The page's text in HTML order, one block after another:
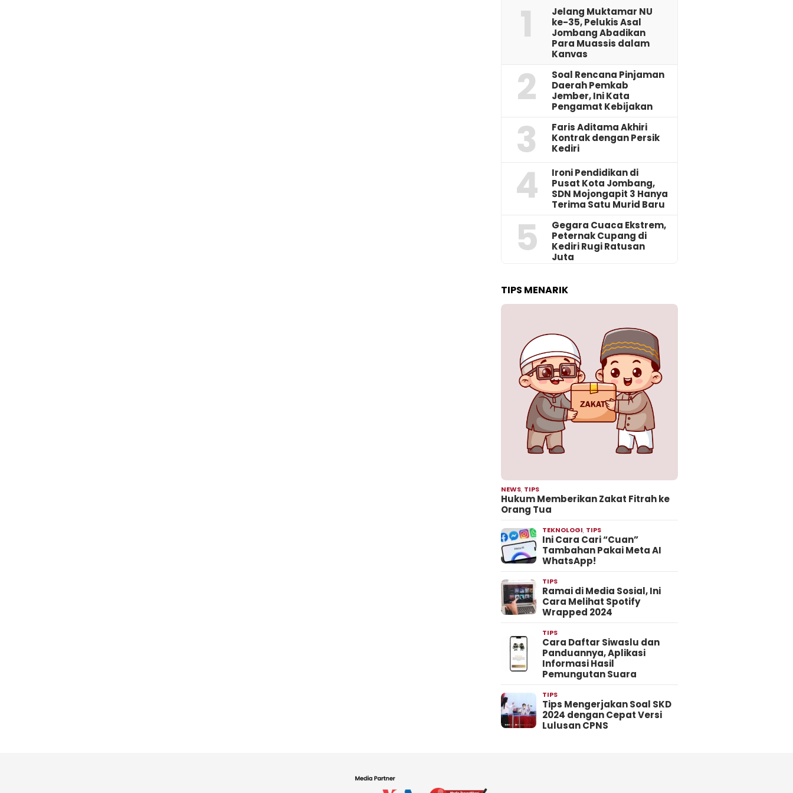
1
Jelang Muktamar NU
ke-35, Pelukis Asal
Jombang Abadikan
Para Muassis dalam
Kanvas
2
‎Soal Rencana Pinjaman
Daerah Pemkab
Jember, Ini Kata
Pengamat Kebijakan ‎
3
Faris Aditama Akhiri
Kontrak dengan Persik
Kediri
4
Ironi Pendidikan di
Pusat Kota Jombang,
SDN Mojongapit 3 Hanya
Terima Satu Murid Baru
5
‎Gegara Cuaca Ekstrem,
Peternak Cupang di
Kediri Rugi Ratusan
Juta
TIPS MENARIK
NEWS, TIPS
Hukum Memberikan Zakat Fitrah ke
Orang Tua
TEKNOLOGI, TIPS
Ini Cara Cari “Cuan”
Tambahan Pakai Meta AI
WhatsApp!
TIPS
Ramai di Media Sosial, Ini
Cara Melihat Spotify
Wrapped 2024
TIPS
Cara Daftar Siwaslu dan
Panduannya, Aplikasi
Informasi Hasil
Pemungutan Suara
TIPS
Tips Mengerjakan Soal SKD
2024 dengan Cepat Versi
Lulusan CPNS